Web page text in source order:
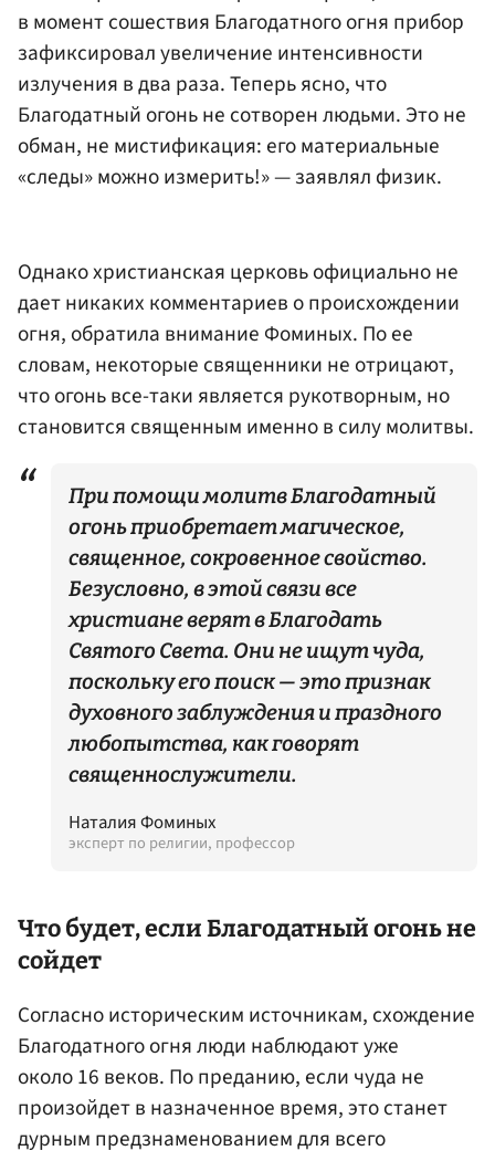
в момент сошествия Благодатного огня прибор
зафиксировал увеличение интенсивности
излучения в два раза. Теперь ясно, что
Благодатный огонь не сотворен людьми. Это не
обман, не мистификация: его материальные
«следы» можно измерить!» — заявлял физик.
Однако христианская церковь официально не
дает никаких комментариев о происхождении
огня, обратила внимание Фоминых. По ее
словам, некоторые священники не отрицают,
что огонь все-таки является рукотворным, но
становится священным именно в силу молитвы.
При помощи молитв Благодатный
огонь приобретает магическое,
священное, сокровенное свойство.
Безусловно, в этой связи все
христиане верят в Благодать
Святого Света. Они не ищут чуда,
поскольку его поиск — это признак
духовного заблуждения и праздного
любопытства, как говорят
священнослужители.
Наталия Фоминых
эксперт по религии, профессор
Что будет, если Благодатный огонь не
сойдет
Согласно историческим источникам, схождение
Благодатного огня люди наблюдают уже
около 16 веков. По преданию, если чуда не
произойдет в назначенное время, это станет
дурным предзнаменованием для всего